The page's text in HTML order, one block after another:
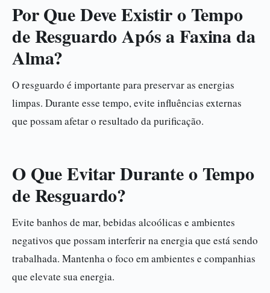
Por Que Deve Existir o Tempo
de Resguardo Após a Faxina da
Alma?
O resguardo é importante para preservar as energias
limpas. Durante esse tempo, evite influências externas
que possam afetar o resultado da purificação.
O Que Evitar Durante o Tempo
de Resguardo?
Evite banhos de mar, bebidas alcoólicas e ambientes
negativos que possam interferir na energia que está sendo
trabalhada. Mantenha o foco em ambientes e companhias
que elevate sua energia.